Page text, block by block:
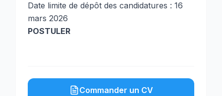
Date limite de dépôt des candidatures : 16
mars 2026
POSTULER
Commander un CV